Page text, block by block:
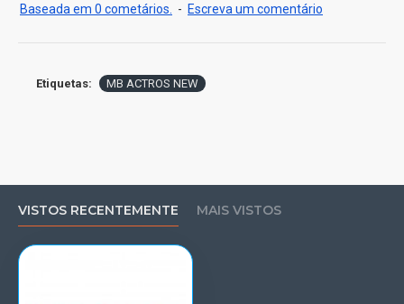
Baseada em 0 cometários. - Escreva um comentário
Etiquetas: MB ACTROS NEW
VISTOS RECENTEMENTE MAIS VISTOS